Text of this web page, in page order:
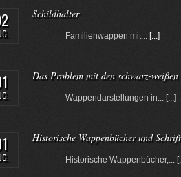
Schildhalter
Familienwappen mit... [...]
Das Problem mit den schwarz-weißen
Wappendarstellungen in... [...]
Historische Wappenbücher und
Historische Wappenbücher,...